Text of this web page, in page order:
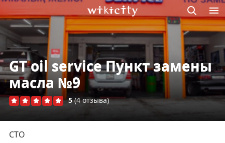
Викисити
GT oil service Пункт замены
масла №9
5 (4 отзыва)
СТО